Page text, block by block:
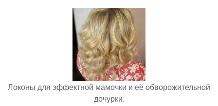
Локоны для эффектной мамочки и её обворожительной
дочурки.